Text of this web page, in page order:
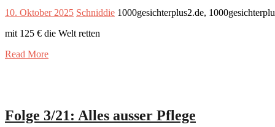
10. Oktober 2025 Schniddie 1000gesichterplus2.de,
mit 125 € die Welt retten
Read More
Folge 3/21: Alles ausser Pflege